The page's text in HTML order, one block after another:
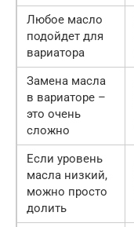
Любое масло
подойдет для
вариатора
Замена масла
в вариаторе –
это очень
сложно
Если уровень
масла низкий,
можно просто
долить